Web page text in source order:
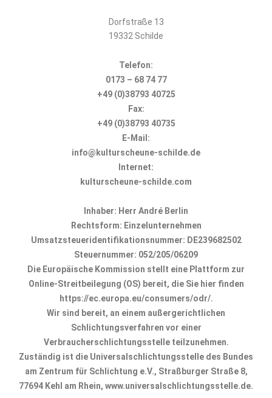
Dorfstraße 13
19332 Schilde
Telefon:
0173 – 68 74 77
+49 (0)38793 40725
Fax:
+49 (0)38793 40735
E-Mail:
info@kulturscheune-schilde.de
Internet:
kulturscheune-schilde.com
Inhaber: Herr André Berlin
Rechtsform: Einzelunternehmen
Umsatzsteueridentifikationsnummer: DE239682502
Steuernummer: 052/205/06209
Die Europäische Kommission stellt eine Plattform zur
Online-Streitbeilegung (OS) bereit, die Sie hier finden
https://ec.europa.eu/consumers/odr/.
Wir sind bereit, an einem außergerichtlichen
Schlichtungsverfahren vor einer
Verbraucherschlichtungsstelle teilzunehmen.
Zuständig ist die Universalschlichtungsstelle des Bundes
am Zentrum für Schlichtung e.V., Straßburger Straße 8,
77694 Kehl am Rhein, www.universalschlichtungsstelle.de.